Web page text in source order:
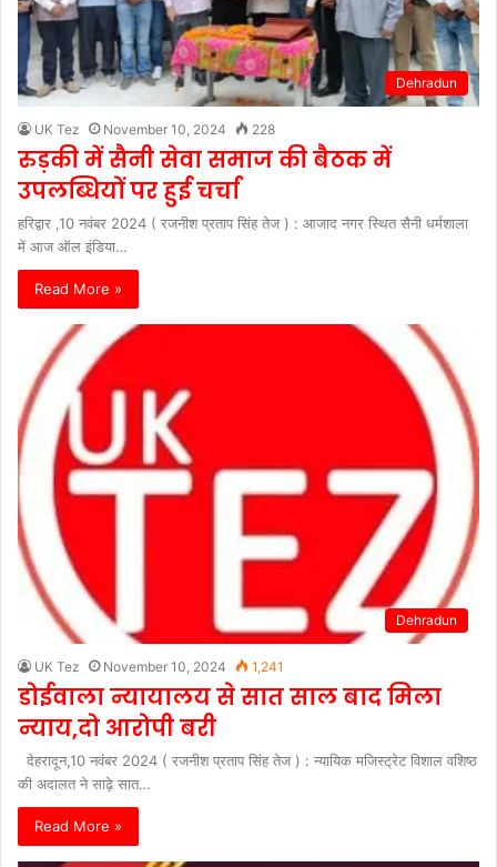
Dehradun
UK Tez November 10, 2024 228
रुड़की में सैनी सेवा समाज की बैठक में
उपलब्धियों पर हुई चर्चा
हरिद्वार ,10 नवंबर 2024 ( रजनीश प्रताप सिंह तेज ) : आजाद नगर स्थित सैनी धर्मशाला
में आज ऑल इंडिया…
Read More »
Dehradun
UK Tez November 10, 2024 1,241
डोईवाला न्यायालय से सात साल बाद मिला
न्याय,दो आरोपी बरी
देहरादून,10 नवंबर 2024 ( रजनीश प्रताप सिंह तेज ) : न्यायिक मजिस्ट्रेट विशाल वशिष्ठ
की अदालत ने साढ़े सात…
Read More »